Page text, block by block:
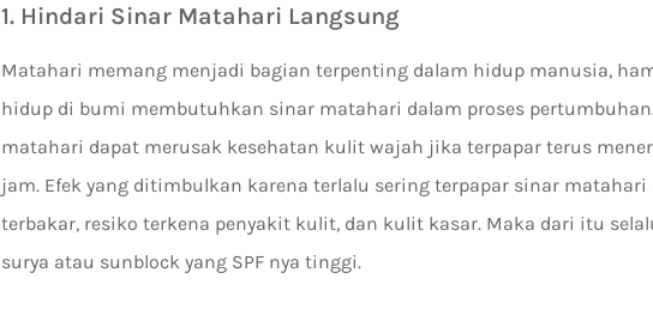
1. Hindari Sinar Matahari Langsung
Matahari memang menjadi bagian terpenting dalam hidup manusia,
hidup di bumi membutuhkan sinar matahari dalam proses
matahari dapat merusak kesehatan kulit wajah jika terpapar terus
jam. Efek yang ditimbulkan karena terlalu sering terpapar sinar
terbakar, resiko terkena penyakit kulit, dan kulit kasar. Maka dari itu
surya atau sunblock yang SPF nya tinggi.